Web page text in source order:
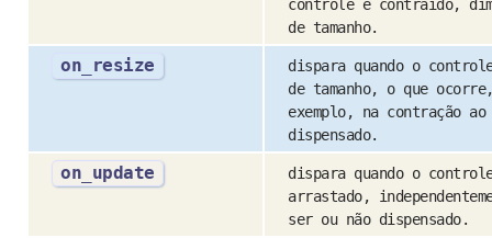
controle é contraído,
de tamanho.
on_resize
dispara quando o controle
de tamanho, o que
exemplo, na contração
dispensado.
on_update
dispara quando o
arrastado,
ser ou não dispensado.